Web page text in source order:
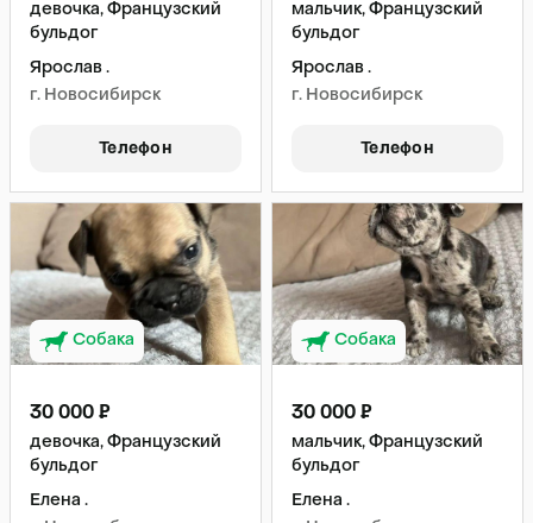
девочка, Французский
бульдог
Ярослав .
г. Новосибирск
Телефон
мальчик, Французский
бульдог
Ярослав .
г. Новосибирск
Телефон
Собака
30 000 ₽
девочка, Французский
бульдог
Елена .
Собака
30 000 ₽
мальчик, Французский
бульдог
Елена .